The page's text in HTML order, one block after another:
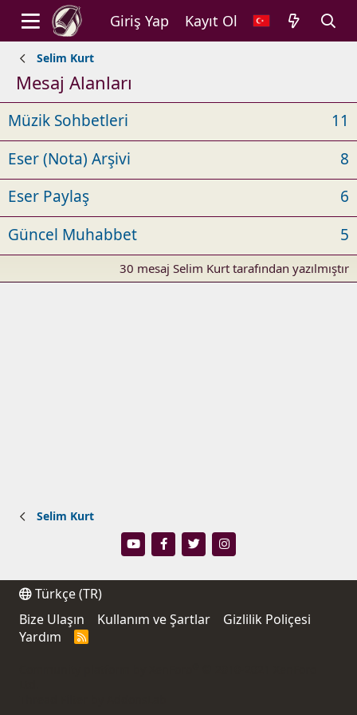
Giriş Yap Kayıt Ol
Selim Kurt
Mesaj Alanları
Müzik Sohbetleri
11
Eser (Nota) Arşivi
8
Eser Paylaş
6
Güncel Muhabbet
5
30 mesaj Selim Kurt tarafından yazılmıştır
Selim Kurt
Türkçe (TR)
Bize Ulaşın
Kullanım ve Şartlar
Gizlilik Poliçesi
Yardım
R